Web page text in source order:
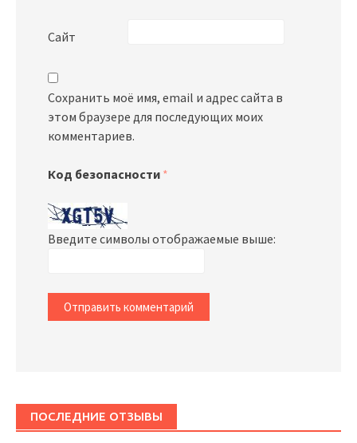
Сайт
Сохранить моё имя, email и адрес сайта в
этом браузере для последующих моих
комментариев.
Код безопасности *
Введите символы отображаемые выше:
ПОСЛЕДНИЕ ОТЗЫВЫ